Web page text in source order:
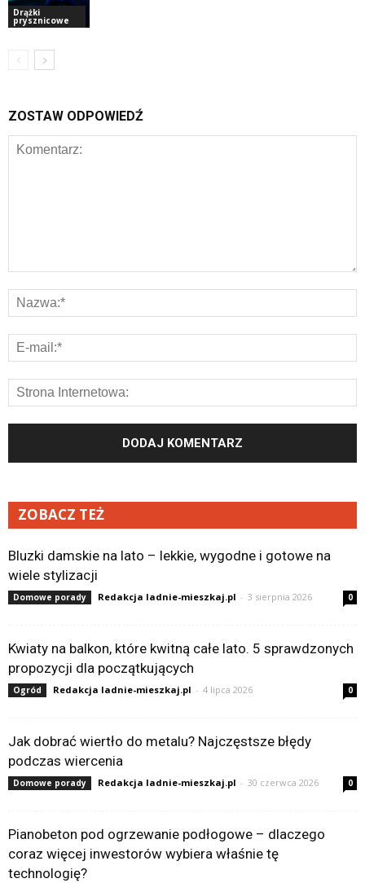
Drążki
prysznicowe
ZOSTAW ODPOWIEDŹ
ZOBACZ TEŻ
Bluzki damskie na lato – lekkie, wygodne i gotowe na
wiele stylizacji
Domowe porady Redakcja ladnie-mieszkaj.pl - 3 sierpnia 2026 0
Kwiaty na balkon, które kwitną całe lato. 5 sprawdzonych
propozycji dla początkujących
Ogród Redakcja ladnie-mieszkaj.pl - 4 lipca 2026 0
Jak dobrać wiertło do metalu? Najczęstsze błędy
podczas wiercenia
Domowe porady Redakcja ladnie-mieszkaj.pl - 30 czerwca 2026 0
Pianobeton pod ogrzewanie podłogowe – dlaczego
coraz więcej inwestorów wybiera właśnie tę
technologię?